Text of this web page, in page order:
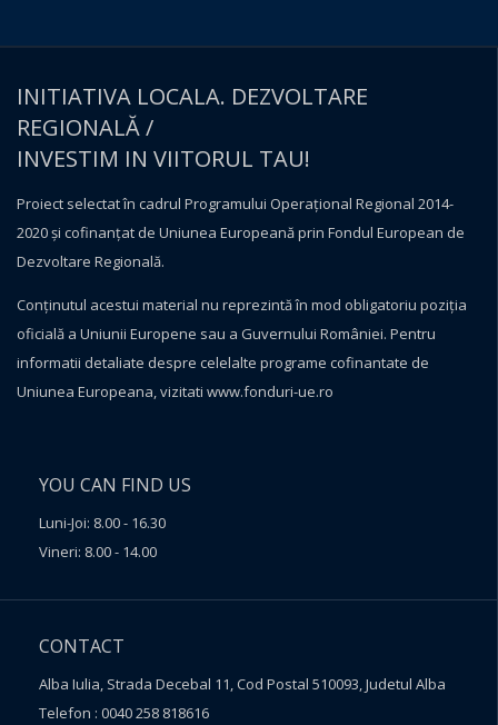
INITIATIVA LOCALA. DEZVOLTARE
REGIONALĂ /
INVESTIM IN VIITORUL TAU!
Proiect selectat în cadrul Programului Operațional Regional 2014-
2020 și cofinanțat de Uniunea Europeană prin Fondul European de
Dezvoltare Regională.
Conţinutul acestui material nu reprezintă în mod obligatoriu poziţia
oficială a Uniunii Europene sau a Guvernului României. Pentru
informatii detaliate despre celelalte programe cofinantate de
Uniunea Europeana, vizitati www.fonduri-ue.ro
YOU CAN FIND US
Luni-Joi: 8.00 - 16.30
Vineri: 8.00 - 14.00
CONTACT
Alba Iulia, Strada Decebal 11, Cod Postal 510093, Judetul Alba
Telefon : 0040 258 818616